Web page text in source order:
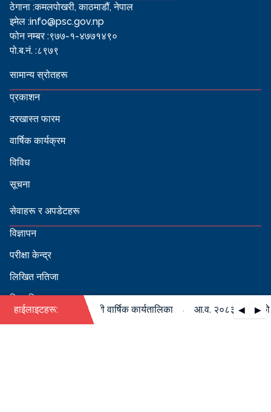
ठेगाना :कमलपोखरी, काठमाडौं, नेपाल
इमेल :info@psc.gov.np
फोन नम्बर :९७७-१-४७७१४९०
पो.ब.नं. :८९७९
सामान्य स्रोतहरू
प्रकाशन
दरखास्त फारम
वार्षिक कार्यक्रम
विविध
सूचना
सेवाहरू र अपडेटहरू
विज्ञापन
परीक्षा केन्द्र
लिखित नतिजा
सिफारिस
हाईलाइटहरू: ◀ ▶
०८४ को पदपूर्ति सम्बन्धी वार्षिक कार्यतालिका आ.व. २०८३/०८४ को